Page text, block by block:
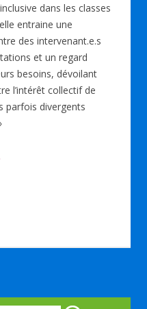
dans les classes
entraine une
des intervenant.e.s
et un regard
besoins, dévoilant
l’intérêt collectif de
parfois divergents